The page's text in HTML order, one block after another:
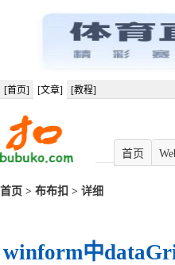
[首页] [文章] [教程]
首页
首页 > 布布扣 > 详细
winform中